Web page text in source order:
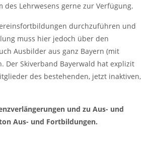
Lehrwesens gerne zur Verfügung.
durchzuführen und
muss hier jedoch über den
Ausbilder aus ganz Bayern (mit
Der Skiverband Bayerwald hat explizit
des bestehenden, jetzt inaktiven,
und zu Aus- und
Aus- und Fortbildungen.